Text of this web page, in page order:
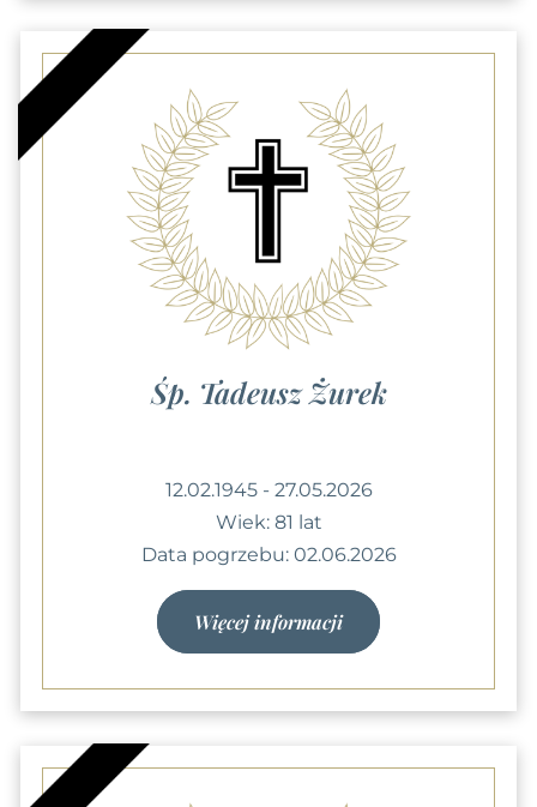
Śp. Tadeusz Żurek
12.02.1945 - 27.05.2026
Wiek: 81 lat
Data pogrzebu: 02.06.2026
Więcej informacji